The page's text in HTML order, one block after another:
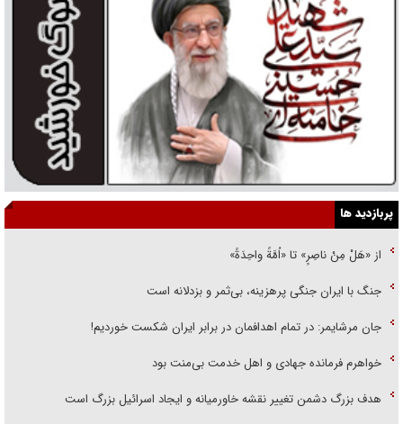
پربازدید ها
از «هَلْ مِنْ ناصِرٍ» تا «اُمَّةً واحِدَةً»
جنگ با ایران جنگی پرهزینه، بی‌ثمر و بزدلانه است
جان مرشایمر: در تمام اهدافمان در برابر ایران شکست خوردیم!
خواهرم فرمانده جهادی و اهل خدمت بی‌منت بود
هدف بزرگ دشمن تغییر نقشه خاورمیانه و ایجاد اسرائیل بزرگ است